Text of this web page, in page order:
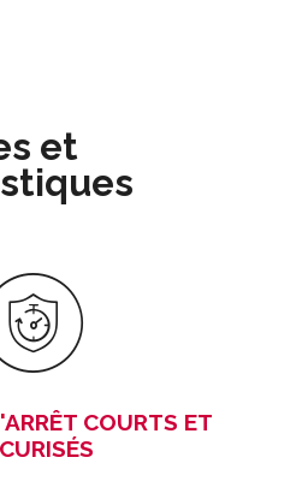
et
COURTS ET